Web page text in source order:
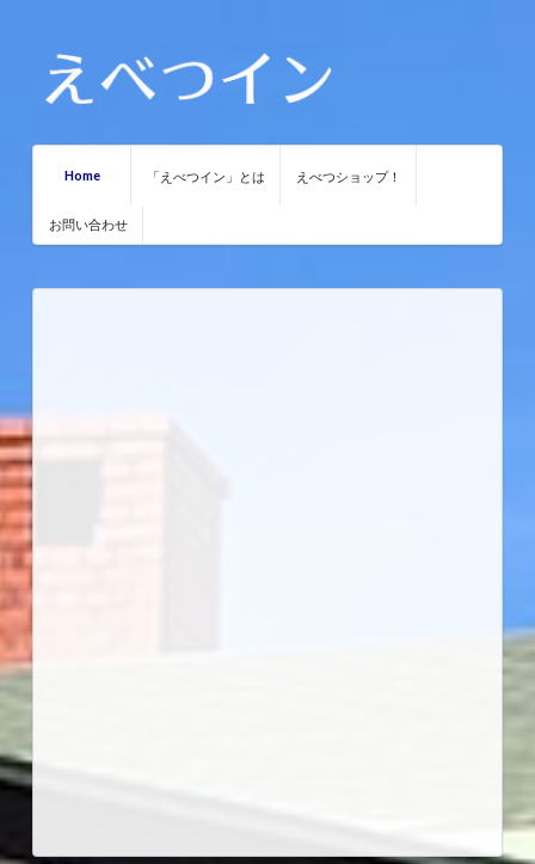
Home 「えべつイン」とは えべつショップ！
お問い合わせ